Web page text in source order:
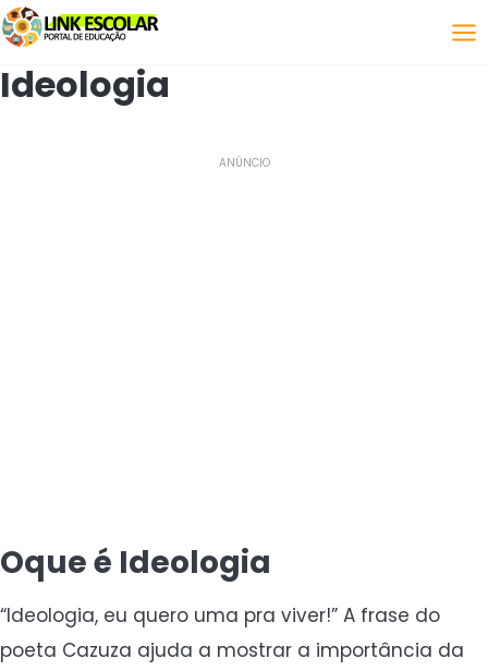
Link
Ideologia
ANÚNCIO
Oque é Ideologia
“Ideologia, eu quero uma pra viver!” A frase do
poeta Cazuza ajuda a mostrar a importância da